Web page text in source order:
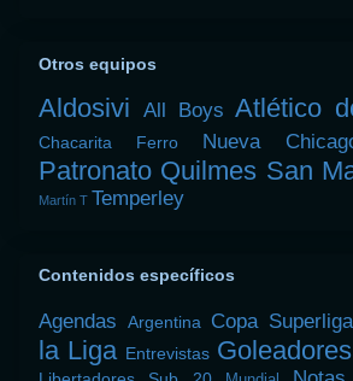
Otros equipos
Aldosivi All Boys Atlético
Chacarita Ferro Nueva
Patronato Quilmes San
Martín T Temperley
Contenidos específicos
Agendas Argentina Copa Superliga
la Liga Entrevistas Goleadores